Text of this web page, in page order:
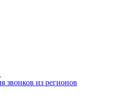
звонков из регионов